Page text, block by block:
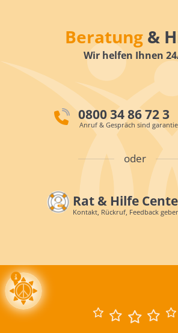
Beratung &
Wir helfen Ihnen
0800 34 86 72 3
Anruf & Gespräch sind
oder
Rat & Hilfe
Kontakt, Rückruf, Feedback